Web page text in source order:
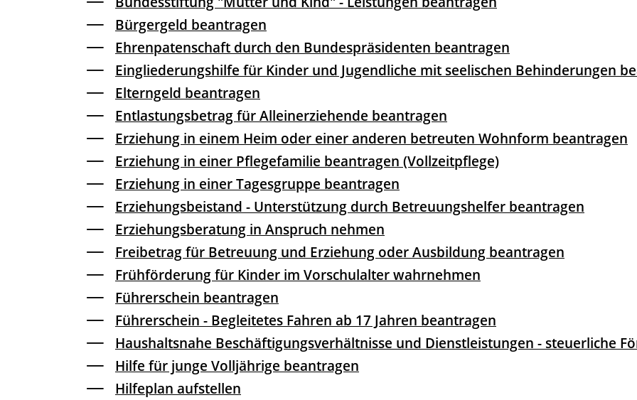
Bürgergeld beantragen
Ehrenpatenschaft durch den Bundespräsidenten beantragen
Eingliederungshilfe für Kinder und Jugendliche mit seelischen Behinderungen
Elterngeld beantragen
Entlastungsbetrag für Alleinerziehende beantragen
Erziehung in einem Heim oder einer anderen betreuten Wohnform beantragen
Erziehung in einer Pflegefamilie beantragen (Vollzeitpflege)
Erziehung in einer Tagesgruppe beantragen
Erziehungsbeistand - Unterstützung durch Betreuungshelfer beantragen
Erziehungsberatung in Anspruch nehmen
Freibetrag für Betreuung und Erziehung oder Ausbildung beantragen
Frühförderung für Kinder im Vorschulalter wahrnehmen
Führerschein beantragen
Führerschein - Begleitetes Fahren ab 17 Jahren beantragen
Haushaltsnahe Beschäftigungsverhältnisse und Dienstleistungen - steuerliche
Hilfe für junge Volljährige beantragen
Hilfeplan aufstellen